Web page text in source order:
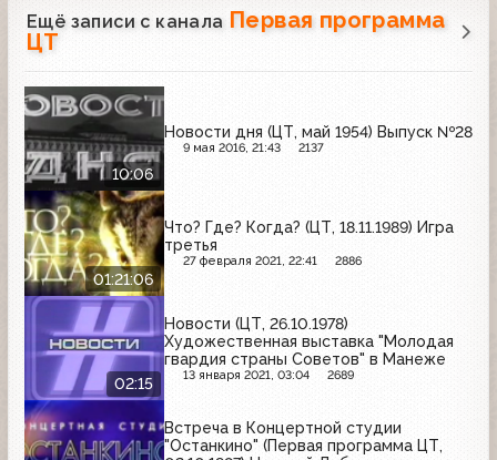
Ещё записи с канала Первая программа
ЦТ
10:06
Новости дня (ЦТ, май 1954) Выпуск №28
9 мая 2016, 21:43 2137
01:21:06
Что? Где? Когда? (ЦТ, 18.11.1989) Игра
третья
27 февраля 2021, 22:41 2886
02:15
Новости (ЦТ, 26.10.1978)
Художественная выставка "Молодая
гвардия страны Советов" в Манеже
13 января 2021, 03:04 2689
Встреча в Концертной студии
"Останкино" (Первая программа ЦТ,